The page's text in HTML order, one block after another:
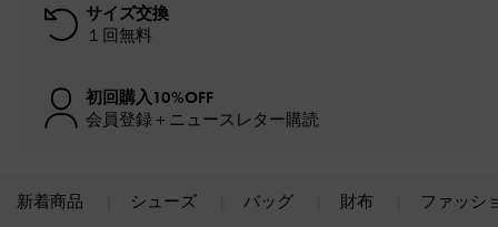
サイズ交換
１回無料
初回購入10%OFF
会員登録＋ニュースレター購読
新着商品 シューズ バッグ 財布 ファッシ